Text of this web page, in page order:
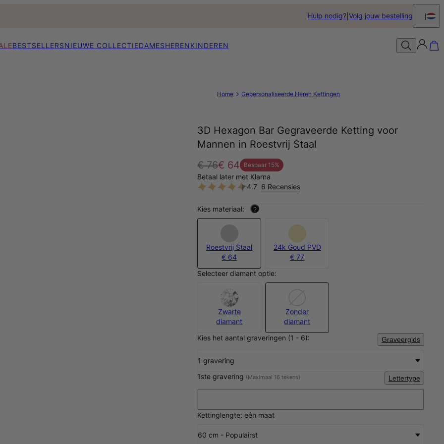
Hulp nodig? Volg jouw bestelling
BESTSELLERSNIEUWE COLLECTIEDAMESHERENKINDEREN
Home Gepersonaliseerde Heren Kettingen
3D Hexagon Bar Gegraveerde Ketting voor
Mannen in Roestvrij Staal
€ 76€ 64 Bespaar 15%
Betaal later met Klarna
4.7 6 Recensies
Kies materiaal: ?
Roestvrij Staal
€ 64
24k Goud PVD
€ 77
Selecteer diamant optie:
Zwarte
diamant
Zonder
diamant
Kies het aantal graveringen (1 - 6):
Graveergids
1 gravering
1ste gravering (Maximaal 16 tekens) Lettertype
Kettinglengte: eén maat
60 cm - Populairst